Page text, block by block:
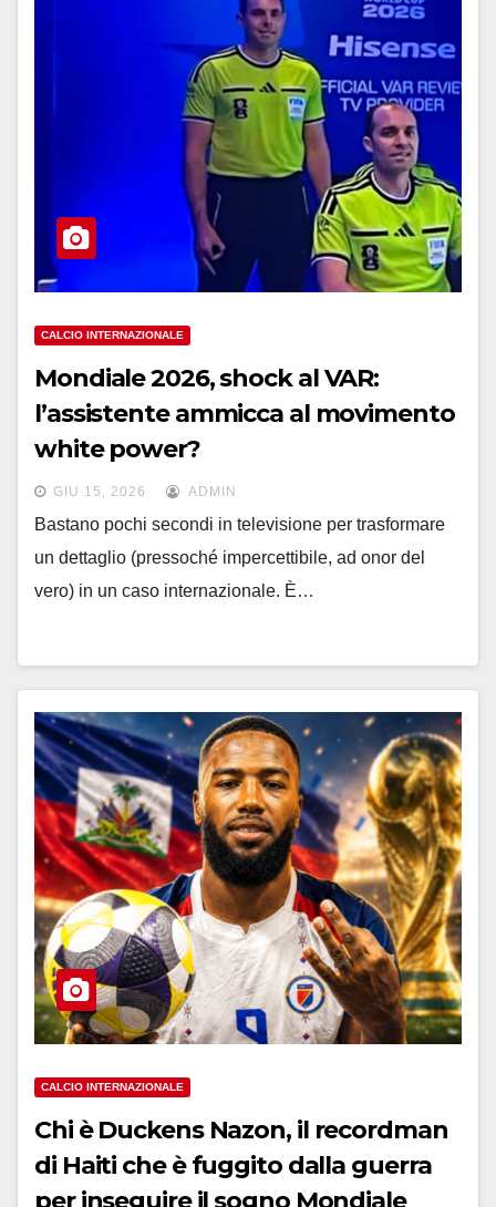
CALCIO INTERNAZIONALE
Mondiale 2026, shock al VAR:
l’assistente ammicca al movimento
white power?
GIU 15, 2026 ADMIN
Bastano pochi secondi in televisione per trasformare
un dettaglio (pressoché impercettibile, ad onor del
vero) in un caso internazionale. È…
CALCIO INTERNAZIONALE
Chi è Duckens Nazon, il recordman
di Haiti che è fuggito dalla guerra
per inseguire il sogno Mondiale